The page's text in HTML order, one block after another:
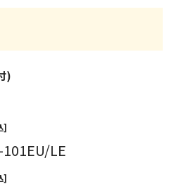
)
]
101EU/LE
]